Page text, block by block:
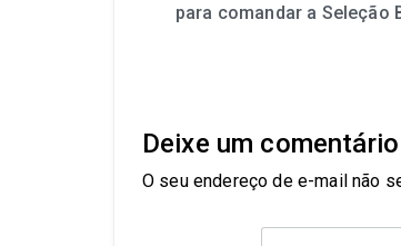
para comandar a Seleção
Deixe um comentário
O seu endereço de e-mail não